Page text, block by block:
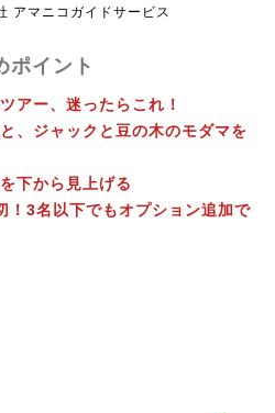
アマニコガイドサービス
ポイント
アー、迷ったらこれ！
、ジャックと豆の木のモダマを
下から見上げる
！3名以下でもオプション追加で